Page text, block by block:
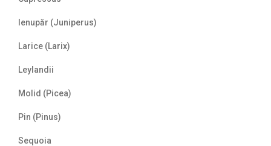
Ienupăr (Juniperus)
Larice (Larix)
Leylandii
Molid (Picea)
Pin (Pinus)
Sequoia